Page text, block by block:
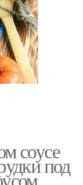
соусе
под